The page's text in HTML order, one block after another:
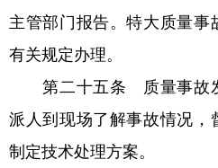
主管部门报告。特大质量事
有关规定办理。
第二十五条 质量事故发
派人到现场了解事故情况，
制定技术处理方案。